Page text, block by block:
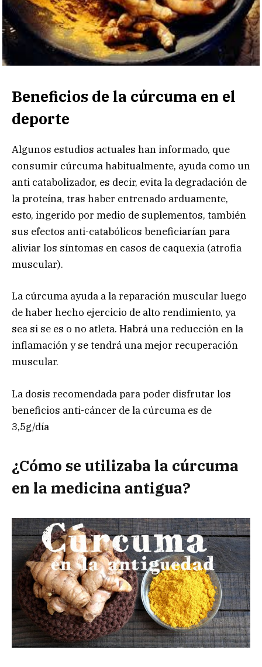
Beneficios de la cúrcuma en el
deporte
Algunos estudios actuales han informado, que
consumir cúrcuma habitualmente, ayuda como un
anti catabolizador, es decir, evita la degradación de
la proteína, tras haber entrenado arduamente,
esto, ingerido por medio de suplementos, también
sus efectos anti-catabólicos beneficiarían para
aliviar los síntomas en casos de caquexia (atrofia
muscular).
La cúrcuma ayuda a la reparación muscular luego
de haber hecho ejercicio de alto rendimiento, ya
sea si se es o no atleta. Habrá una reducción en la
inflamación y se tendrá una mejor recuperación
muscular.
La dosis recomendada para poder disfrutar los
beneficios anti-cáncer de la cúrcuma es de
3,5g/día
¿Cómo se utilizaba la cúrcuma
en la medicina antigua?